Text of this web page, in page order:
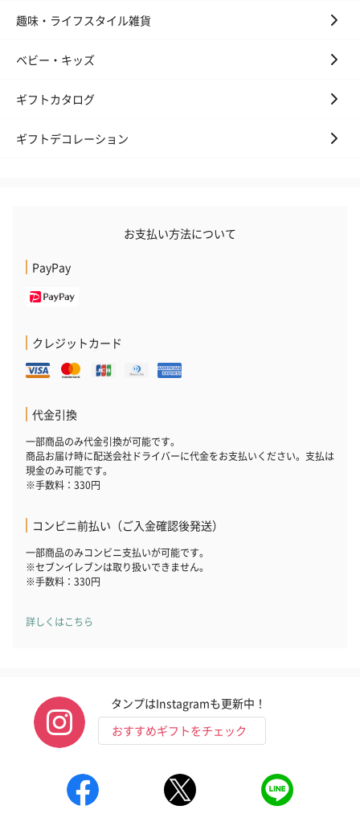
趣味・ライフスタイル雑貨
ベビー・キッズ
ギフトカタログ
ギフトデコレーション
お支払い方法について
PayPay
クレジットカード
代金引換
一部商品のみ代金引換が可能です。
商品お届け時に配送会社ドライバーに代金をお支払いください。支払は
現金のみ可能です。
※手数料：330円
コンビニ前払い（ご入金確認後発送）
一部商品のみコンビニ支払いが可能です。
※セブンイレブンは取り扱いできません。
※手数料：330円
詳しくはこちら
タンプはInstagramも更新中！
おすすめギフトをチェック